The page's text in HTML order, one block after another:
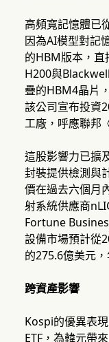
高頻寬記憶體已
因為AI模型對記
的HBM版本，
H200與
疊的HBM4晶片
該公司宣布投資
工廠，呼應聯邦
這股影響力已擴
封裝提供檢測與
價在過去六個月
射系統供應商
Fortune
設備市場預計從
的275.6億美元
跨資產影響
Kospi的優異表
ETF，為韓元帶